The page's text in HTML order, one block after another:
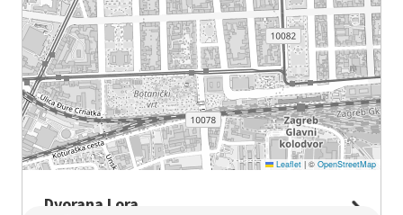
Leaflet |© OpenStreetMap
Dvorana Lora